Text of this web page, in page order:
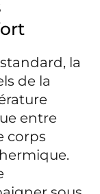
la
de la
entre
corps